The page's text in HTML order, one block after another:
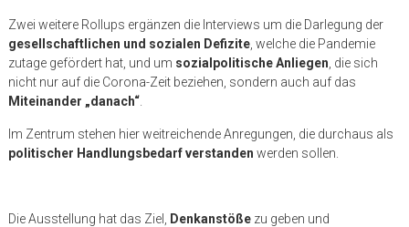
Zwei weitere Rollups ergänzen die Interviews um die Darlegung der
gesellschaftlichen und sozialen Defizite, welche die Pandemie
zutage gefördert hat, und um sozialpolitische Anliegen , die sich
nicht nur auf die Corona-Zeit beziehen, sondern auch auf das
Miteinander „danach“.
Im Zentrum stehen hier weitreichende Anregungen, die durchaus als
politischer Handlungsbedarf verstanden werden sollen.
Die Ausstellung hat das Ziel, Denkanstößezu geben und